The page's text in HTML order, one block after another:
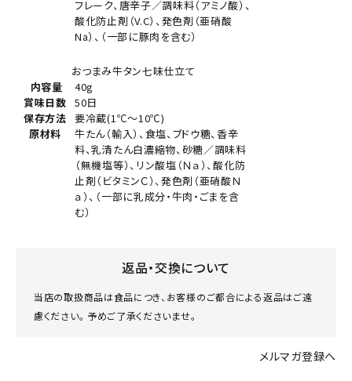
フレーク、唐辛子／調味料（アミノ酸）、
酸化防止剤（V.C）、発色剤（亜硝酸
Na）、（一部に豚肉を含む）
おつまみ牛タン七味仕立て
内容量
40g
賞味日数 50日
保存方法
要冷蔵(1℃～10℃)
原材料
牛たん（輸入）、食塩、ブドウ糖、香辛
料、乳清たん白濃縮物、砂糖／調味料
（無機塩等）、リン酸塩（Ｎａ）、酸化防
止剤（ビタミンＣ）、発色剤（亜硝酸Ｎ
ａ）、（一部に乳成分・牛肉・ごまを含
む）
返品・交換について
当店の取扱商品は食品につき、お客様のご都合による返品はご遠
慮ください。 予めご了承くださいませ。
メルマガ登録へ